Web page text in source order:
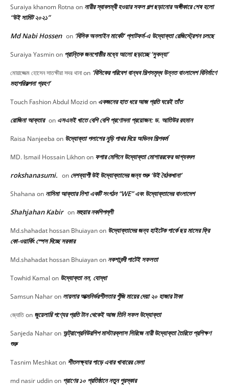
Suraiya khanom Rotna on নারীর স্বাবলম্বী হওয়ার সফল গল্প ছড়ানোর অঙ্গীকারে শেষ হলো
“উই সামিট ২০২১”
Md Nabi Hossen on ‘বিসিক অনলাইন মার্কেট’ প্লাটফর্ম-এ উদ্যোক্তা রেজিস্ট্রেশন চলছে
Suraiya Yasminon প্রান্তিক জনগোষ্ঠীর মধ্যে আলো ছড়াচ্ছে ‘সুকন্যা’
মোয়াজ্জেম হোসেন সাতক্ষীরা সদর থানাon ‘বিসিকের পরিবেশ বান্ধব শিল্পসমৃদ্ধ উন্নত বাংলাদেশ বিনির্মাণে
মহাপরিকল্পনা গ্রহণ’
Touch Fashion Abdul Mozidon একজনের হাত ধরে আজ প্রতি ঘরেই তাঁত
রোজিনা আক্তার on এসএমই খাতে বেশি বেশি প্রণোদনা প্রয়োজন: ড. আতিউর রহমান
Raisa Nanjeeba on উদ্যোক্তা পলাশের নুড়ি পাথর দিয়ে অভিনব শিল্পকর্ম
MD. Ismail Hossain Likhonon ফগার মেশিনে উদ্যোক্তা মোশাররফের ভাগ্যবদল
rokshanasumi. on দেশব্যাপী উই উদ্যোক্তাদের জন্য শুরু ‘উই বৈঠকখানা’
Shahana on নাসিমা আক্তার নিশা একটি সংগঠন “WE” এবং উদ্যোক্তাদের বাংলাদেশ
Shahjahan Kabir on মহুয়ার নকশিপল্লী
Md.shahadat hossan Bhuiayanon উদ্যোক্তাদের জন্য হাইটেক পার্কে ছয় মাসের ফ্রি
কো-ওয়ার্কিং স্পেস দিচ্ছে সরকার
Md.shahadat hossan Bhuiayanon নকশাবন্দী পাটেই সফলতা
Towhid Kamal on উদ্যোক্তা নন, যোদ্ধা
Samsun Naharon লায়লার আত্মনির্ভরশীলতার পুঁজি মায়ের দেয়া ২০ হাজার টাকা
জ্যোতিon জুয়েলারি পণ্যের প্রতি টান থেকেই আজ তিনি সফল উদ্যোক্তা
Sanjeda Naharon অন্ট্রাপ্রেনিউরশিপ মাস্টারক্লাস সিরিজে নারী উদ্যোক্তা তৈরিতে প্রশিক্ষণ
শুরু
Tasnim Meshkaton শীতলক্ষ্যার পাড়ে এবার খাবারের মেলা
md nasir uddinon প্রাণের ১০ প্রতিষ্ঠানে নতুন পুরস্কার